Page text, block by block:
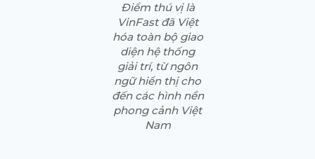
Điểm thú vị là
VinFast đã Việt
hóa toàn bộ giao
diện hệ thống
giải trí, từ ngôn
ngữ hiển thị cho
đến các hình nền
phong cảnh Việt
Nam